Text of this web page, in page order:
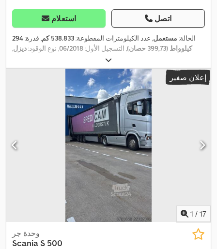
استعلام اتصل
الحالة: مستعمل, عدد الكيلومترات المقطوعة:538.833 كم , قدرة:294
كيلوواط (399,73 حصان)
, التسجيل الأول: 06/2018, نوع الوقود:ديزل,
تكوين المحور:
المحرك, نوع التروس:تلقائي, فئة الانبعاثات:يورو 6 , تعليق:فولاذ-هواء,
مقاس الإطار الأمامي:315/70/R22.5
, مقاس الإطار الخلفي:
, عدد الأسرّة:1, معدات:تسجيل الشاحنة,
تكييف الهواء, سبويلر, فرملة الهواء المضغوط, كمبيوتر على متن
إعلان صغير
1 / 17
وحدة جر
Scania S 500